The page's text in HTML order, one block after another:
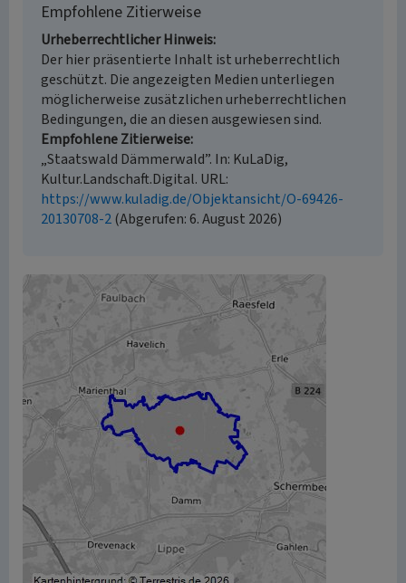
Empfohlene Zitierweise
Urheberrechtlicher Hinweis
Der hier präsentierte Inhalt ist urheberrechtlich
geschützt. Die angezeigten Medien unterliegen
möglicherweise zusätzlichen urheberrechtlichen
Bedingungen, die an diesen ausgewiesen sind.
Empfohlene Zitierweise
„Staatswald Dämmerwald”. In: KuLaDig,
Kultur.Landschaft.Digital. URL:
https://www.kuladig.de/Objektansicht/O-69426-
20130708-2(Abgerufen: 6. August 2026)